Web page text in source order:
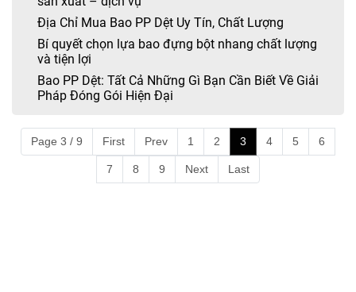
Địa Chỉ Mua Bao PP Dệt Uy Tín, Chất Lượng
Bí quyết chọn lựa bao đựng bột nhang chất lượng
và tiện lợi
Bao PP Dệt: Tất Cả Những Gì Bạn Cần Biết Về Giải
Pháp Đóng Gói Hiện Đại
Page 3 / 9 First Prev 1 2 3 4 5 6
7 8 9 Next Last